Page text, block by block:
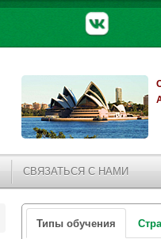
СВЯЗАТЬСЯ С НАМИ
Типы обучения